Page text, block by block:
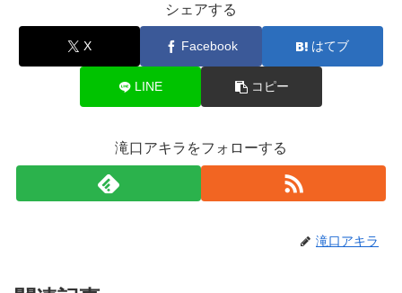
シェアする
X Facebook はてブ
LINE コピー
滝口アキラをフォローする
滝口アキラ